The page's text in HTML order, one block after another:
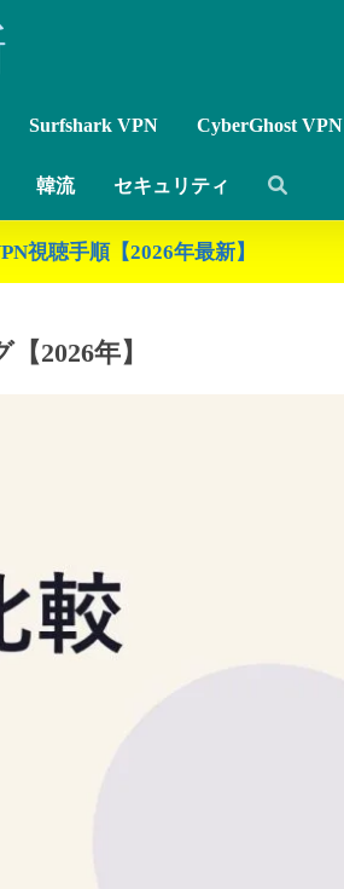
Surfshark VPN CyberGhost VPN
韓流 セキュリティ
視聴手順【2026年最新】
2026年】